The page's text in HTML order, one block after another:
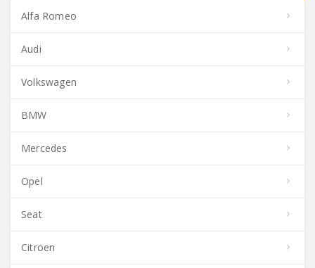
Alfa Romeo
Audi
Volkswagen
BMW
Mercedes
Opel
Seat
Citroen